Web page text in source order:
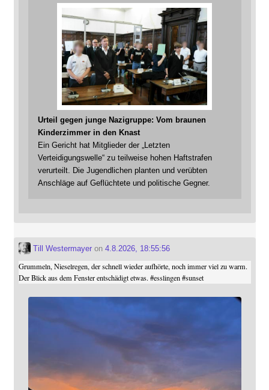
Urteil gegen junge Nazigruppe: Vom braunen
Kinderzimmer in den Knast
Ein Gericht hat Mitglieder der „Letzten
Verteidigungswelle“ zu teilweise hohen Haftstrafen
verurteilt. Die Jugendlichen planten und verübten
Anschläge auf Geflüchtete und politische Gegner.
Till Westermayeron 4.8.2026, 18:55:56
Grummeln, Nieselregen, der schnell wieder aufhörte, noch immer viel zu warm.
Der Blick aus dem Fenster entschädigt etwas. #esslingen #sunset